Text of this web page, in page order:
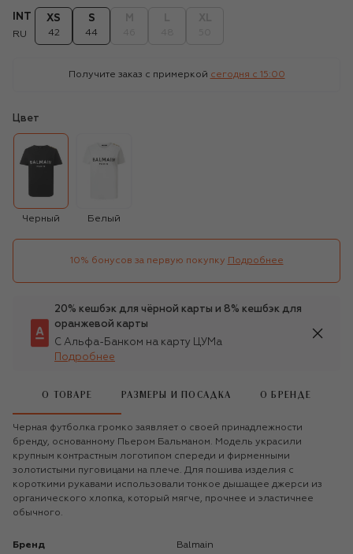
INT
RU
XS
42
S
44
Получите заказ с примеркой сегодня c 15:00
Цвет
Черный Белый
10% бонусов за первую покупку Подробнее
20% кешбэк для чёрной карты и 8% кешбэк для
оранжевой карты
С Альфа-Банком на карту ЦУМа
Подробнее
О ТОВАРЕ РАЗМЕРЫ И ПОСАДКА О БРЕНДЕ
Черная футболка громко заявляет о своей принадлежности
бренду, основанному Пьером Бальманом. Модель украсили
крупным контрастным логотипом спереди и фирменными
золотистыми пуговицами на плече. Для пошива изделия с
короткими рукавами использовали тонкое дышащее джерси из
органического хлопка, который мягче, прочнее и эластичнее
обычного.
Бренд Balmain